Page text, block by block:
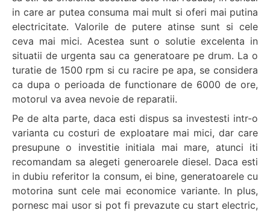
in care ar putea consuma mai mult si oferi mai putina
electricitate. Valorile de putere atinse sunt si cele
ceva mai mici. Acestea sunt o solutie excelenta in
situatii de urgenta sau ca generatoare pe drum. La o
turatie de 1500 rpm si cu racire pe apa, se considera
ca dupa o perioada de functionare de 6000 de ore,
motorul va avea nevoie de reparatii.
Pe de alta parte, daca esti dispus sa investesti intr-o
varianta cu costuri de exploatare mai mici, dar care
presupune o investitie initiala mai mare, atunci iti
recomandam sa alegeti generoarele diesel. Daca esti
in dubiu referitor la consum, ei bine, generatoarele cu
motorina sunt cele mai economice variante. In plus,
pornesc mai usor si pot fi prevazute cu start electric,